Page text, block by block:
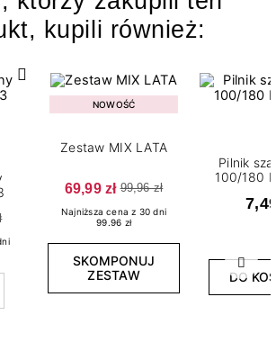
kupili również:
NOWOŚĆ
Zestaw MIX LATA
69,99 zł 99,96 zł
Najniższa cena z 30 dni
99.96 zł
SKOMPONUJ
ZESTAW
Pilnik
100/180
DO